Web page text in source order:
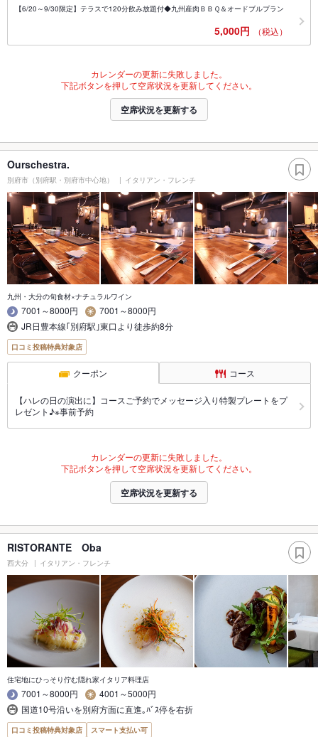
【6/20～9/30限定】テラスで120分飲み放題付◆九州産肉ＢＢＱ＆オードブルプラン
5,000円 （税込）
カレンダーの更新に失敗しました。
下記ボタンを押して空席状況を更新してください。
空席状況を更新する
Ourschestra.
別府市（別府駅・別府市中心地） イタリアン・フレンチ
九州・大分の旬食材×ナチュラルワイン
7001～8000円
7001～8000円
JR日豊本線｢別府駅｣東口より徒歩約8分
口コミ投稿特典対象店
クーポン コース
【ハレの日の演出に】コースご予約でメッセージ入り特製プレートをプ
レゼント♪※事前予約
カレンダーの更新に失敗しました。
下記ボタンを押して空席状況を更新してください。
空席状況を更新する
RISTORANTE Oba
西大分 イタリアン・フレンチ
住宅地にひっそり佇む隠れ家イタリア料理店
7001～8000円
4001～5000円
国道10号沿いを別府方面に直進｡ﾊﾞｽ停を右折
口コミ投稿特典対象店 スマート支払い可